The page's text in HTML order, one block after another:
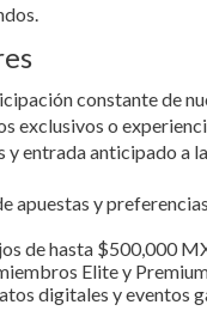
constante de
exclusivos o
entrada anticipado a
apuestas y
de hasta $500,000
Elite y
digitales y eventos